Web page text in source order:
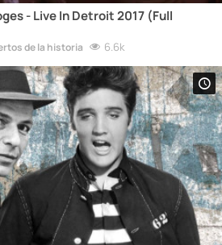
- Live In Detroit 2017 (Full
de la historia 6.6k